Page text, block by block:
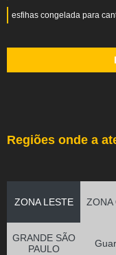
esfihas congelada para
Regiões onde a
ZONA LESTE ZONA
GRANDE SÃO
PAULO